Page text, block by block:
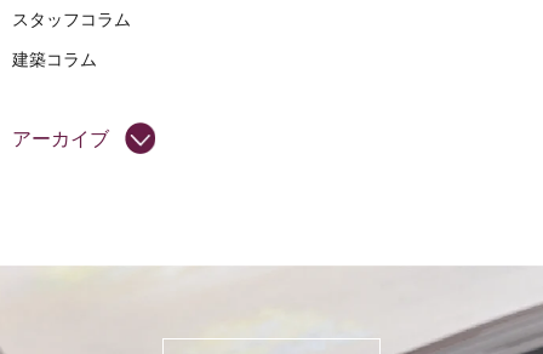
スタッフコラム
建築コラム
アーカイブ